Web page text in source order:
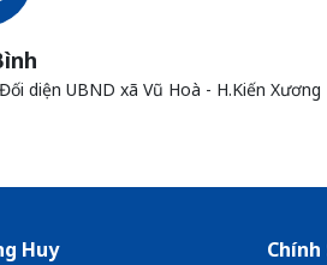
Đối diện UBND xã Vũ Hoà - H.Kiến Xương
Huy Chính